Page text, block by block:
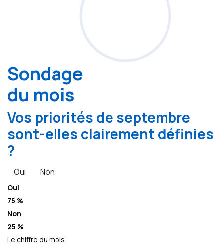
Sondage
du mois
Vos priorités de septembre
sont-elles clairement définies
?
Oui Non
Oui
75 %
Non
25 %
Le chiffre du mois